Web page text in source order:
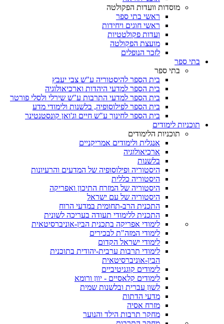
מוסדות וועדות הפקולטה
ראשי בתי ספר
ראשי חוגים ויחידות
ועדות פקולטטיות
מועצת הפקולטה
לזכר הנופלים
בתי ספר
בתי ספר
בית הספר להיסטוריה ע"ש צבי יעבץ
בית הספר למדעי היהדות וארכיאולוגיה
בית הספר למדעי התרבות ע"ש שירלי ולסלי פורטר
בית הספר לפילוסופיה, בלשנות ולימודי מדע
בית הספר לחינוך ע"ש חיים וג'ואן קונסטנטינר
תוכניות לימודים
תוכניות הלימודים
אנגלית ולימודים אמריקניים
ארכיאולוגיה
בלשנות
היסטוריה ופילוסופיה של המדעים והרעיונות
היסטוריה כללית
היסטוריה של המזרח התיכון ואפריקה
היסטוריה של עם ישראל
התכנית הרב-תחומית במדעי הרוח
התכנית ללימודי תעודה בעריכה לשונית
לימודי אפריקה בתכנית הבין-אוניברסיטאית
לימודי המזה"ת לבכירים
לימודי ישראל הקדום
לימודי תרבות ערבית-יהודית בתוכנית
הבין-אוניברסיטאית
לימודים קוגניטיביים
לימודים קלאסיים - יוון ורומא
לשון עברית ובלשנות שמית
מדעי הדתות
מזרח אסיה
מחקר תרבות הילד והנוער